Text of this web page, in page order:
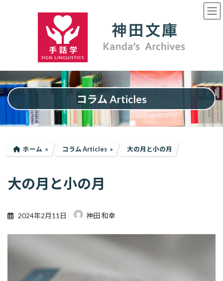
ッ
プ
移
動
コラム Articles
ホーム コラム Articles 大の月と小の月
大の月と小の月
2024年2月11日 神田 和幸